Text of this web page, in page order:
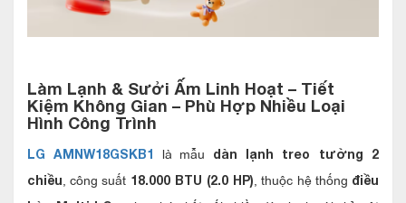
Làm Lạnh & Sưởi Ấm Linh Hoạt – Tiết
Kiệm Không Gian – Phù Hợp Nhiều Loại
Hình Công Trình
LG AMNW18GSKB1 là mẫu
dàn lạnh treo tường 2
chiều , công suất 18.000 BTU (2.0 HP) , thuộc hệ thống điều